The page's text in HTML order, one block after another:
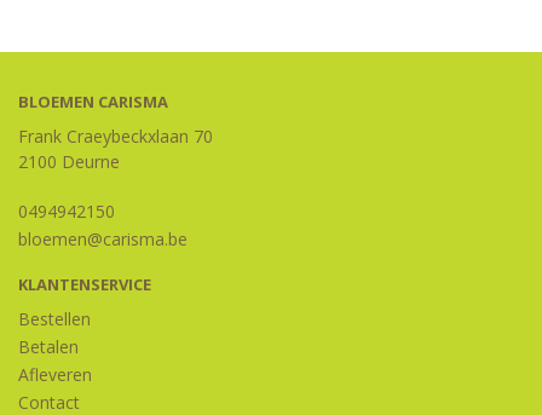
BLOEMEN CARISMA
Frank Craeybeckxlaan 70
2100 Deurne
0494942150
bloemen@carisma.be
KLANTENSERVICE
Bestellen
Betalen
Afleveren
Contact